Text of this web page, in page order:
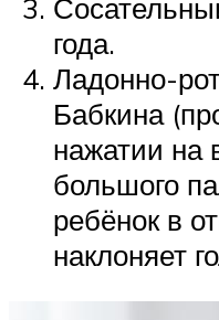
года.
Ладонно-
Бабкина
нажатии на
большого
ребёнок в
наклоняет